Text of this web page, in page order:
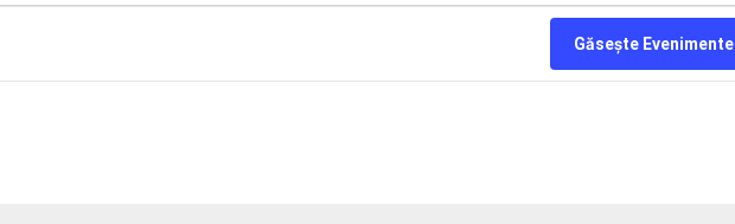
Găsește Evenimente